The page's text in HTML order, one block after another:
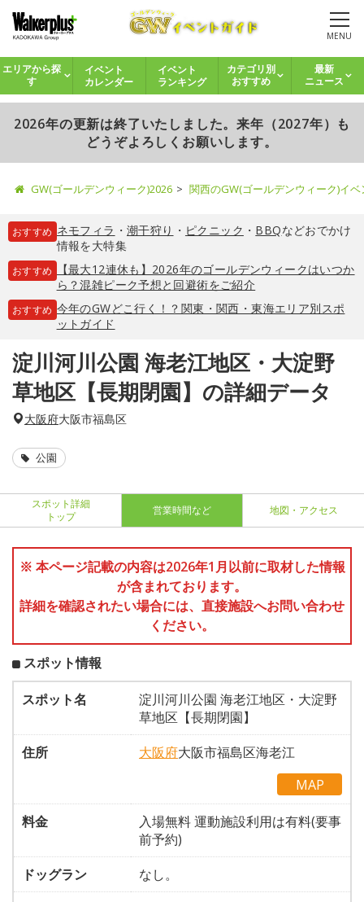
MENU
エリアから探
す
イベント
カレンダー
イベント
ランキング
カテゴリ別
おすすめ
最新
ニュース
2026年の更新は終了いたしました。来年（2027年）も
どうぞよろしくお願いします。
GW(ゴールデンウィーク)2026 関西のGW(ゴールデンウィーク)イ
おすすめ ネモフィラ ・ 潮干狩り ・ ピクニック ・ BBQなどおでかけ
情報を大特集
おすすめ
【最大12連休も】2026年のゴールデンウィークはいつか
ら？混雑ピーク予想と回避術をご紹介
おすすめ 今年のGWどこ行く！？関東・関西・東海エリア別スポ
ットガイド
淀川河川公園 海老江地区・大淀野
草地区【長期閉園】の詳細データ
大阪府大阪市福島区
公園
スポット詳細
トップ
営業時間など 地図・アクセス
※ 本ページ記載の内容は2026年1月以前に取材した情報
が含まれております。
詳細を確認されたい場合には、直接施設へお問い合わせ
ください。
スポット情報
スポット名
淀川河川公園 海老江地区・大淀野
草地区【長期閉園】
住所
大阪府大阪市福島区海老江
MAP
料金
入場無料 運動施設利用は有料(要事
前予約)
ドッグラン
なし。